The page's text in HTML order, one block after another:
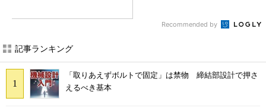
Recommended by
記事ランキング
「取りあえずボルトで固定」は禁物 締結部設計で押さ
えるべき基本